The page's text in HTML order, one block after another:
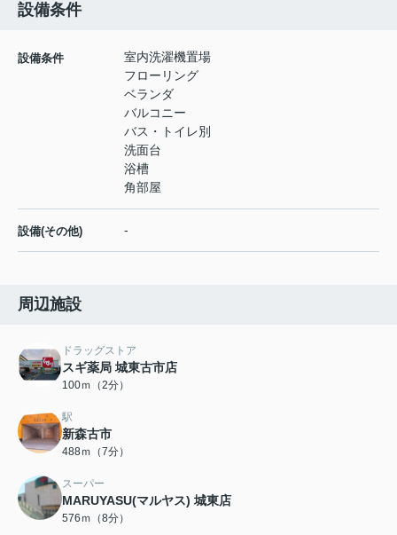
設備条件
設備条件
室内洗濯機置場
フローリング
ベランダ
バルコニー
バス・トイレ別
洗面台
浴槽
角部屋
設備(その他) -
周辺施設
ドラッグストア
スギ薬局 城東古市店
100ｍ（2分）
駅
新森古市
488ｍ（7分）
スーパー
MARUYASU(マルヤス) 城東店
576ｍ（8分）